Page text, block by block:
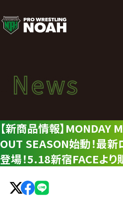
ニ
ュ
ー
ス
|
プ
ロ
News
ニュース
News
【新商品情報】MONDAY
OUT SEASON始動！最
登場！5.18新宿FACEより